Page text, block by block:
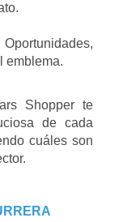
emblema.
Shopper te
de cada
cuáles son